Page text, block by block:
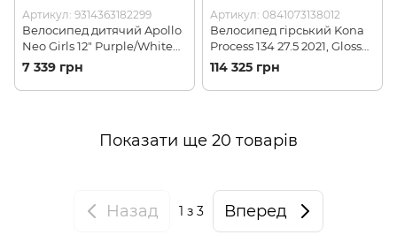
Артикул: 9314363182299
Велосипед дитячий Apollo
Neo Girls 12" Purple/White
(AP SKD-66-57)
7 339 грн
Артикул: 0841073138012
Велосипед гірський Kona
Process 134 27.5 2021, Gloss
Prism Purple/Blue, XL (KNA
B211342706)
114 325 грн
Показати ще 20 товарів
Назад 1 з 3 Вперед